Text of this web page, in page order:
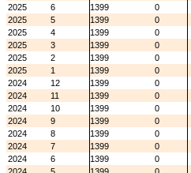
2025
6 1399
0
2025
5 1399
0
2025
4 1399
0
2025
3 1399
0
2025
2 1399
0
2025
1 1399
0
2024
12 1399
0
2024
11 1399
0
2024
10 1399
0
2024
9 1399
0
2024
8 1399
0
2024
7 1399
0
2024
6 1399
0